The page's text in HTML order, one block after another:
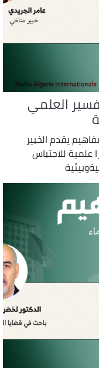
العلمي
يقدم الخبير
علمية للاحتباس